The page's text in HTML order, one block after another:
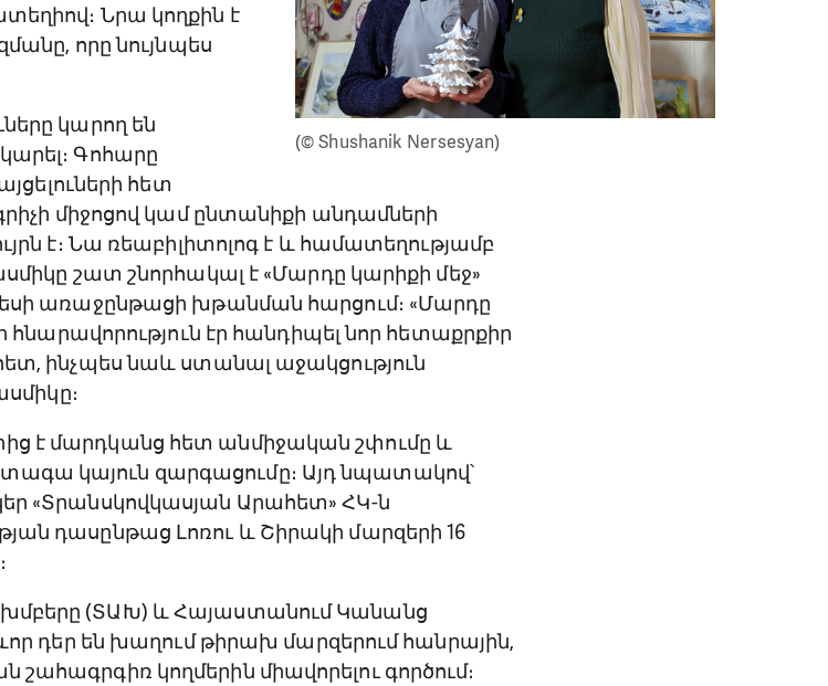
(© Shushanik Nersesyan)
Նրա կողքին է
որը նույնպես
կարող են
Գոհարը
հետ
միջոցով կամ ընտանիքի անդամների
է։ Նա ռեաբիլիտոլոգ է և համատեղությամբ
շատ շնորհակալ է «Մարդը կարիքի մեջ»
առաջընթացի խթանման հարցում։ «Մարդը
հնարավորություն էր հանդիպել նոր հետաքրքիր
ինչպես նաև ստանալ աջակցություն
է մարդկանց հետ անմիջական շփումը և
կայուն զարգացումը։ Այդ նպատակով՝
«Տրանսկովկասյան Արահետ» ՀԿ-ն
դասընթաց Լոռու և Շիրակի մարզերի 16
(ՏԱԽ) և Հայաստանում Կանանց
դեր են խաղում թիրախ մարզերում հանրային,
կողմերին միավորելու գործում։